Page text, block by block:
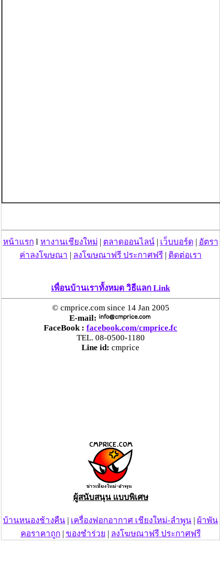
หน้าแรก l หางานเชียงใหม่ | ตลาดออนไลน์| เว็บบอร์ด | อัตรา
ค่าลงโฆษณา | ลงโฆษณาฟรี ประกาศฟรี| ติดต่อเรา
เพื่อนบ้านเราทั้งหมด วิธีแลก Link
© cmprice.com since 14 Jan 2005
E-mail:
FaceBook : facebook.com/cmprice.fc
TEL. 08-0500-1180
Line id: cmprice
ผู้สนับสนุน แบบพิเศษ
บ้านหนองช้างคืน | เครื่องฟอกอากาศ เชียงใหม่-ลำพูน | ผ้าพัน
คอราคาถูก | ของชำร่วย | ลงโฆษณาฟรี ประกาศฟรี